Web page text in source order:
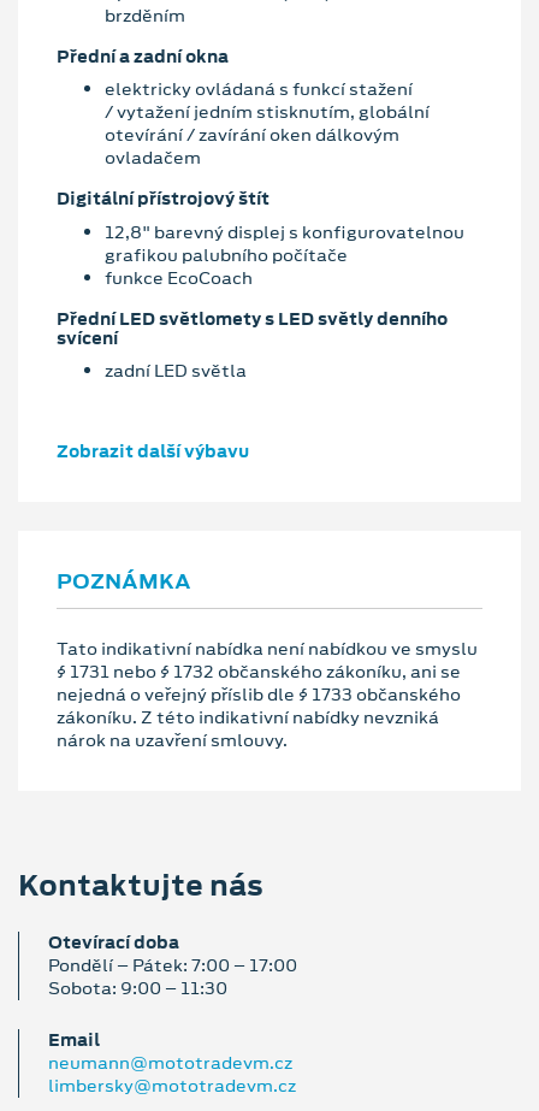
brzděním
Přední a zadní okna
elektricky ovládaná s funkcí stažení
/ vytažení jedním stisknutím, globální
otevírání / zavírání oken dálkovým
ovladačem
Digitální přístrojový štít
12,8" barevný displej s konfigurovatelnou
grafikou palubního počítače
funkce EcoCoach
Přední LED světlomety s LED světly denního
svícení
zadní LED světla
Zobrazit další výbavu
POZNÁMKA
Tato indikativní nabídka není nabídkou ve smyslu
§ 1731 nebo § 1732 občanského zákoníku, ani se
nejedná o veřejný příslib dle § 1733 občanského
zákoníku. Z této indikativní nabídky nevzniká
nárok na uzavření smlouvy.
Kontaktujte nás
Otevírací doba
Pondělí – Pátek: 7:00 – 17:00
Sobota: 9:00 – 11:30
Email
neumann@mototradevm.cz
limbersky@mototradevm.cz